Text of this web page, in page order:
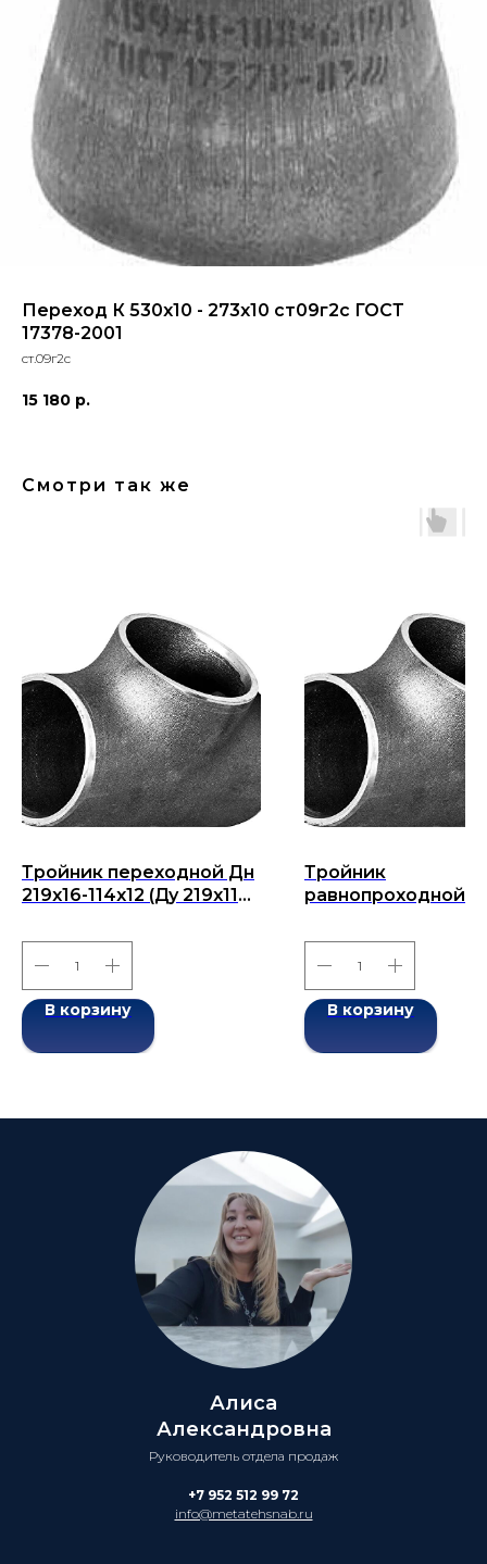
Переход К 530х10 - 273х10 ст09г2с ГОСТ
17378-2001
ст.09г2с
15 180 р.
Смотри так же
Тройник переходной Дн
219x16-114x12 (Ду 219x114)
2001
В корзину
Тройник
равнопроходной
бесшовный ГОСТ
2001
В корзину
Алиса
Александровна
Руководитель отдела продаж
+7 952 512 99 72
info@metatehsnab.ru